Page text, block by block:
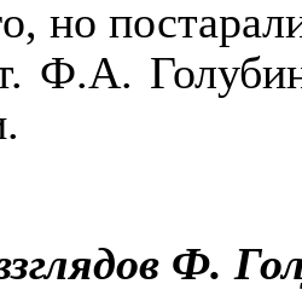
но
Ф.А.
Ф.